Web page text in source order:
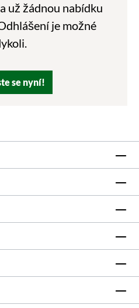
už žádnou nabídku
je možné
se nyní!